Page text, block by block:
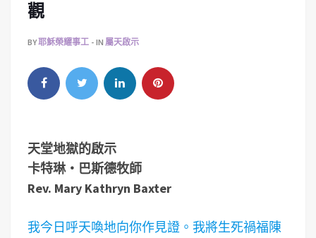
觀
BY耶穌榮耀事工 IN 屬天啟示
天堂地獄的啟示
卡特琳‧巴斯德牧師
Rev. Mary Kathryn Baxter
我今日呼天喚地向你作見證。我將生死禍福陳